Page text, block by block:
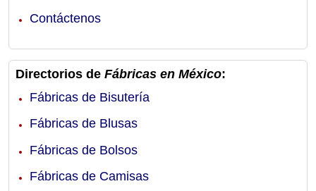
Contáctenos
Directorios de Fábricas en México:
Fábricas de Bisutería
Fábricas de Blusas
Fábricas de Bolsos
Fábricas de Camisas